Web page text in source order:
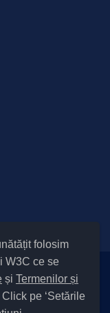
folosim
W3C ce se
și Termenilor și
pe ‘Setările
|Politică de utilizare